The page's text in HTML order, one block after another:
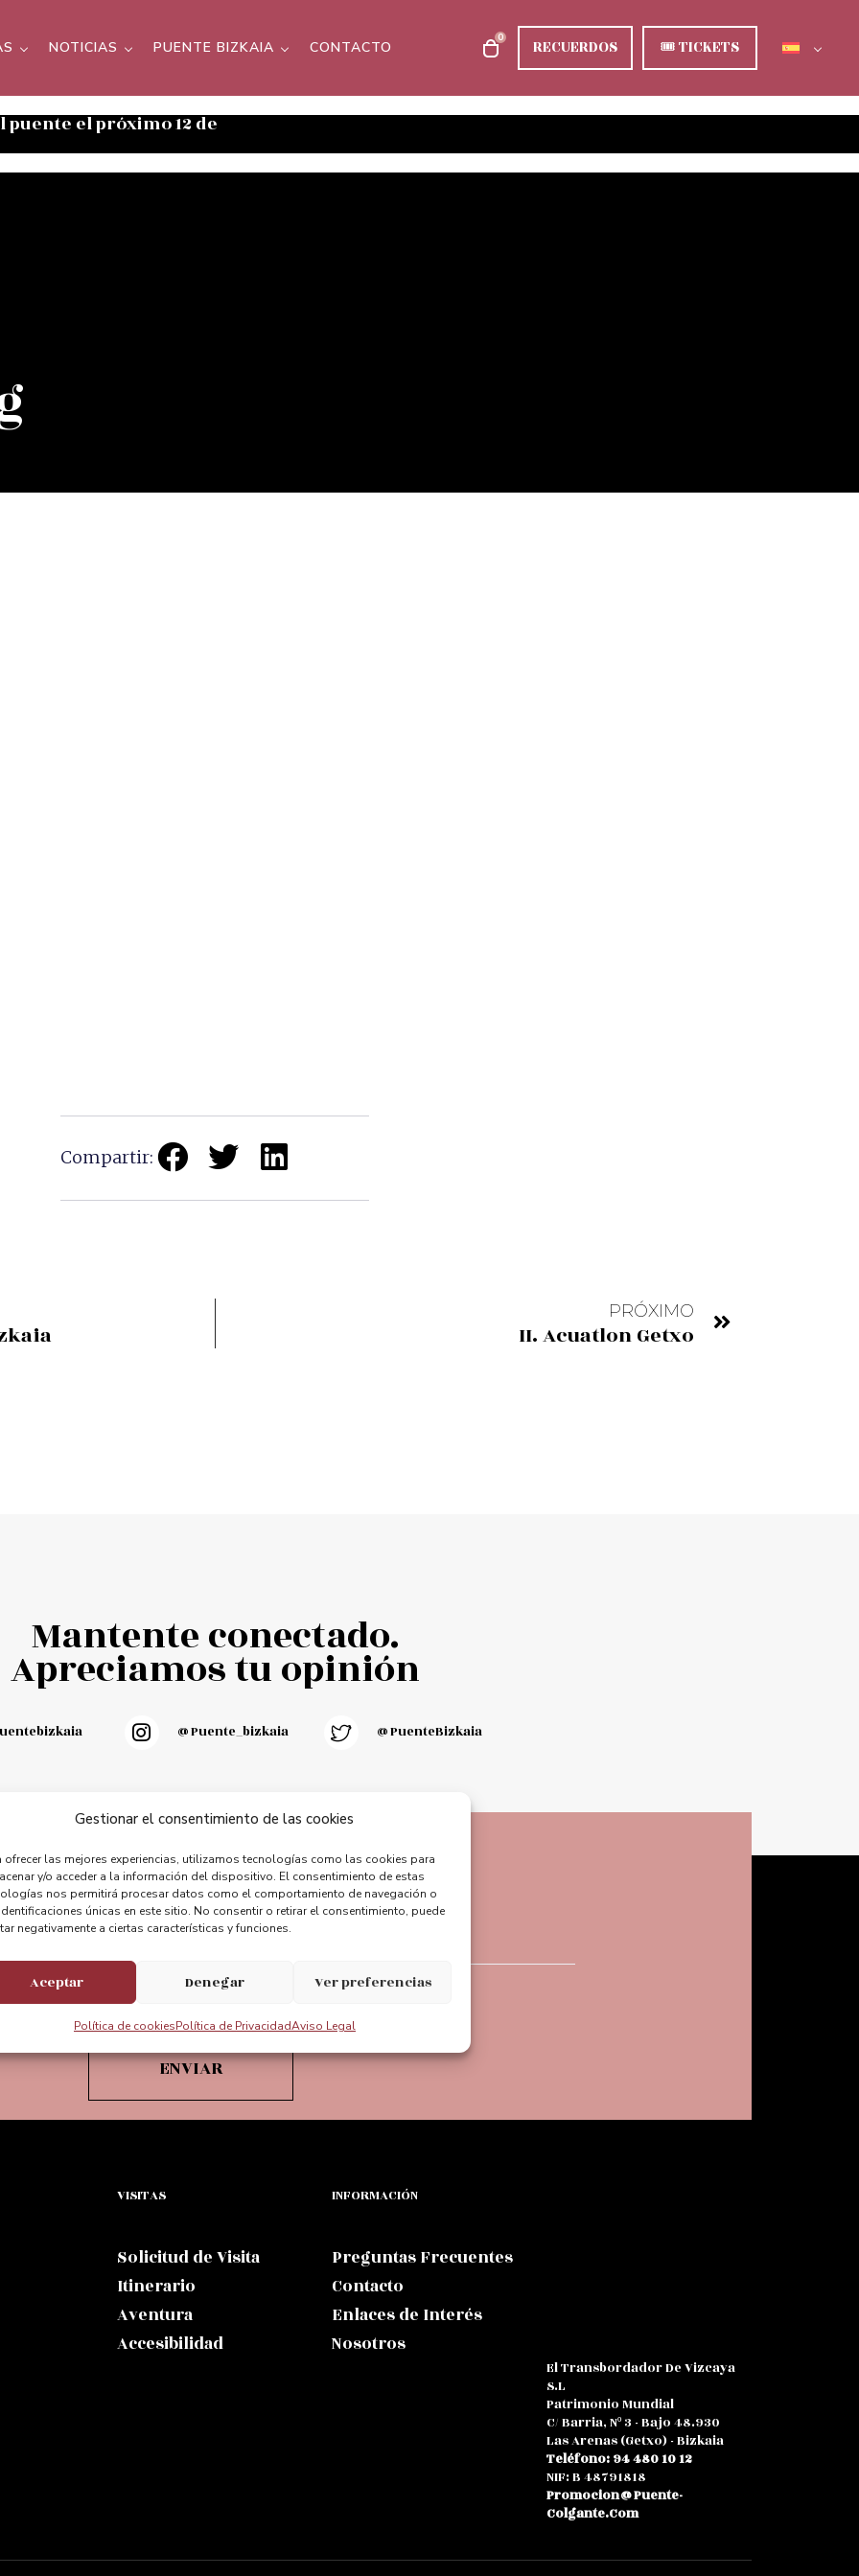
Gestionar el consentimiento de las cookies
ofrecer las mejores experiencias, utilizamos tecnologías como las cookies para
y/o acceder a la información del dispositivo. El consentimiento de estas
nos permitirá procesar datos como el comportamiento de navegación o
únicas en este sitio. No consentir o retirar el consentimiento, puede
negativamente a ciertas características y funciones.
Aceptar Denegar Ver preferencias
Política de cookiesPolítica de PrivacidadAviso Legal
NOTICIAS PUENTE BIZKAIA CONTACTO
0 RECUERDOS 🎟TICKETS
puente el próximo 12 de
Compartir:
PRÓXIMO
II. Acuatlon Getxo
Mantente conectado.
Apreciamos tu opinión
@puente_bizkaia @PuenteBizkaia
Suscríbete a nuestra newsletter
Acepto el Aviso legal de la web
VISITAS
Solicitud de Visita
Itinerario
Aventura
Accesibilidad
INFORMACIÓN
Preguntas Frecuentes
Contacto
Enlaces de Interés
Nosotros
El Transbordador De Vizcaya
S.L
Patrimonio Mundial
C/ Barria, Nº 3 - Bajo 48.930
Las Arenas (Getxo) - Bizkaia
Teléfono: 94 480 10 12
NIF: B 48791818
Promocion@puente-
Colgante.com